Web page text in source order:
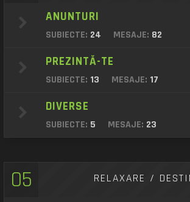
ANUNTURI
SUBIECTE: 24 MESAJE: 82
PREZINTĂ-TE
SUBIECTE: 13 MESAJE: 17
DIVERSE
SUBIECTE: 5 MESAJE: 23
05 RELAXARE /